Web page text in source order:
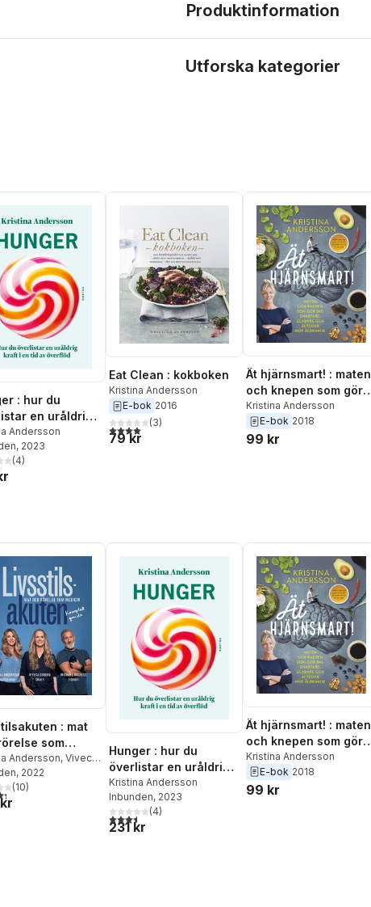
Produktinformation
Utforska kategorier
: hur du
en uråldrig
en tid av
Andersson
, 2023
5 stjärnor. Totalt antal röster:
(4)
Eat Clean : kokboken
Kristina Andersson
E-bok 2016
4,0utav 5 stjärnor. Totalt antal röster:
(3)
79 kr
Ät hjärnsmart! : maten
och knepen som gör
dig smartare, gladare
och skyddar mot
åldrande
Kristina Andersson
E-bok 2018
99 kr
: mat
som
Andersson, Viveca
,Michael Angress
, 2022
5 stjärnor. Totalt antal röster:
(10)
Hunger : hur du
överlistar en uråldrig
kraft i en tid av
överflöd
Kristina Andersson
Inbunden, 2023
3,5utav 5 stjärnor. Totalt antal röster:
(4)
231 kr
Ät hjärnsmart! : maten
och knepen som gör
dig smartare, gladare
och skyddar mot
åldrande
Kristina Andersson
E-bok 2018
99 kr